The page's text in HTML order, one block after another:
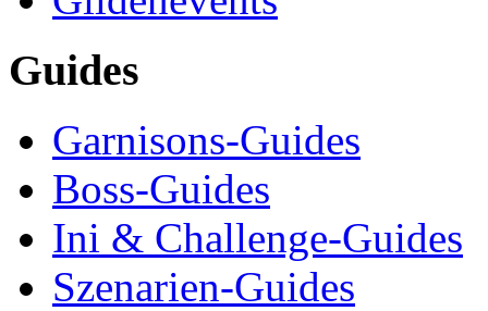
Guides
Garnisons-Guides
Boss-Guides
Ini & Challenge-Guides
Szenarien-Guides